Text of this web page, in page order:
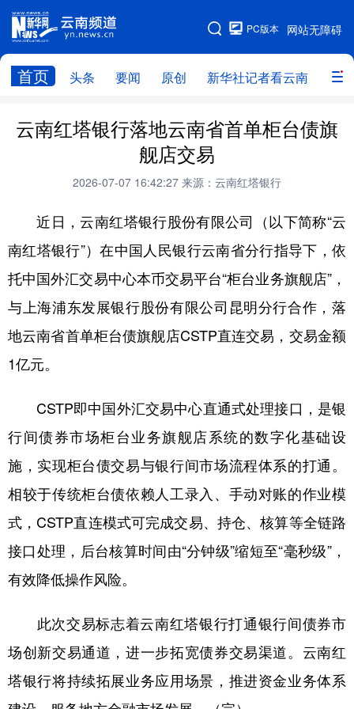
网站无障碍
PC版本
首页 头条 要闻 原创 新华社记者看云南 政务
网站地图
头条 云南要闻 本网原创
政务
廉政 云南省领导报道集 旅游
教育
州市
社会
图片
经济 服务 云南故事
云南青年说 趣看文物
云南红塔银行落地云南省首单柜台债旗
舰店交易
2026-07-07 16:42:27 来源：云南红塔银行
近日，云南红塔银行股份有限公司（以下简称“云
南红塔银行”）在中国人民银行云南省分行指导下，依
托中国外汇交易中心本币交易平台“柜台业务旗舰店”，
与上海浦东发展银行股份有限公司昆明分行合作，落
地云南省首单柜台债旗舰店CSTP直连交易，交易金额
1亿元。
CSTP即中国外汇交易中心直通式处理接口，是银
行间债券市场柜台业务旗舰店系统的数字化基础设
施，实现柜台债交易与银行间市场流程体系的打通。
相较于传统柜台债依赖人工录入、手动对账的作业模
式，CSTP直连模式可完成交易、持仓、核算等全链路
接口处理，后台核算时间由“分钟级”缩短至“毫秒级”，
有效降低操作风险。
此次交易标志着云南红塔银行打通银行间债券市
场创新交易通道，进一步拓宽债券交易渠道。云南红
塔银行将持续拓展业务应用场景，推进资金业务体系